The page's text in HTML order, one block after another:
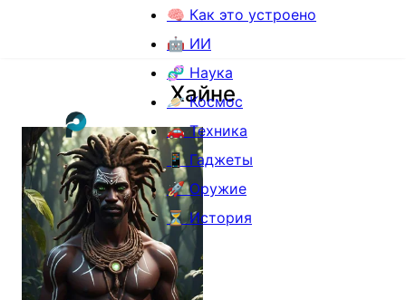
🧠 Как это устроено
🤖 ИИ
🧬 Наука
🪐 Космос
🚗 Техника
📱 Гаджеты
🚀 Оружие
⏳ История
Хайне